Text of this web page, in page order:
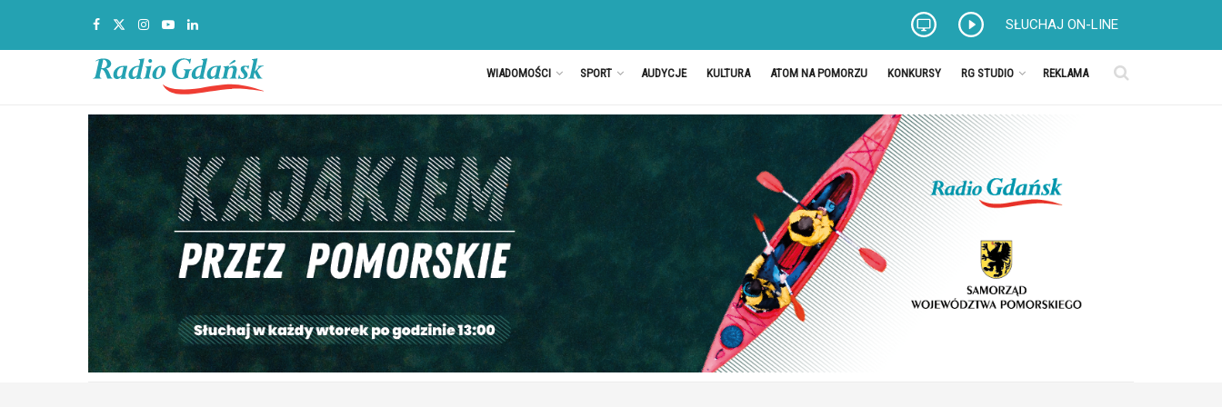
SŁUCHAJ ON-LINE
WIADOMOŚCI SPORT AUDYCJE KULTURA ATOM NA POMORZU KONKURSY RG STUDIO REKLAMA